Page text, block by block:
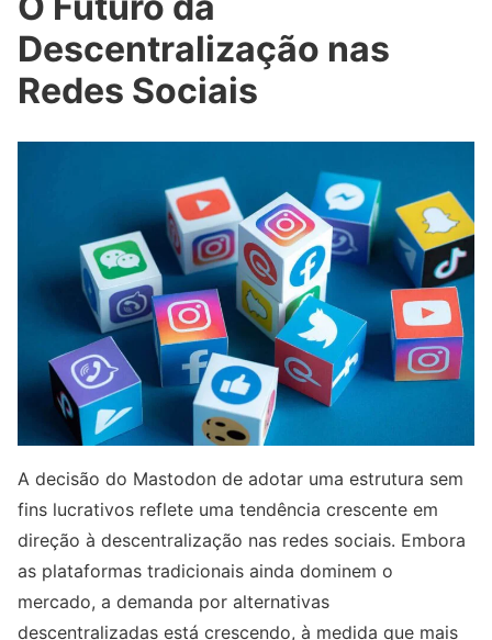
Descentralização nas
Redes Sociais
A decisão do Mastodon de adotar uma estrutura sem
fins lucrativos reflete uma tendência crescente em
direção à descentralização nas redes sociais. Embora
as plataformas tradicionais ainda dominem o
mercado, a demanda por alternativas
descentralizadas está crescendo, à medida que mais